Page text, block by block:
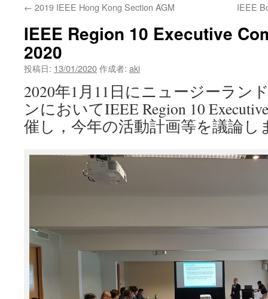
ン
へ
ッ
← 2019 IEEE Hong Kong Section AGM IEEE
IEEE Region 10 Executive
2020
投稿日: 13/01/2020作成者: aki
2020年1月11日にニュージーラン
ンにおいてIEEE Region 10
催し，今年の活動計画等を議論し